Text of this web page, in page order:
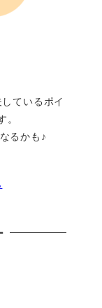
ているポイ
るかも♪